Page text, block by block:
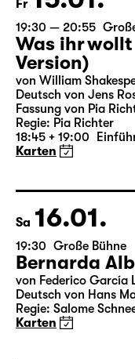
Der
des
Di 02.02.
18:00 Große Bühne
Gastspiel
Macbeth
The American
By William
Karten
Do 04.02.
20:00 Diskothek
Premiere